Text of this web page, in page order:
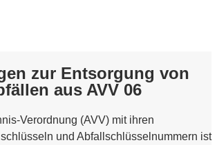
zur Entsorgung von
aus AVV 06
Verordnung (AVV) mit ihren
und Abfallschlüsselnummern ist